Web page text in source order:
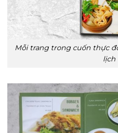
Mỗi trang trong cuốn thực
lịch